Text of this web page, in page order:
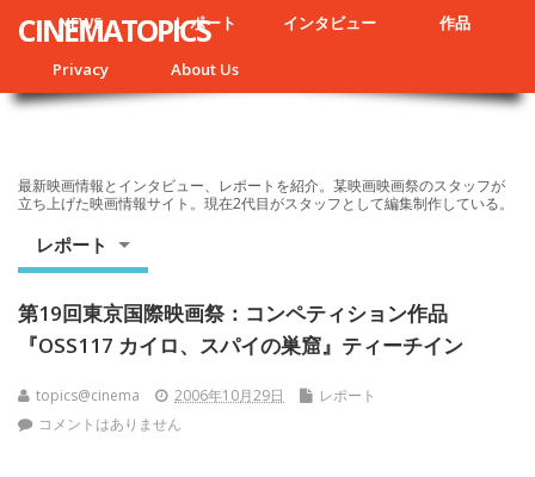
NEWS レポート インタビュー 作品
Privacy About Us
CINEMATOPICS
最新映画情報とインタビュー、レポートを紹介。某映画映画祭のスタッフが
立ち上げた映画情報サイト。現在2代目がスタッフとして編集制作している。
レポート
第19回東京国際映画祭：コンペティション作品
『OSS117 カイロ、スパイの巣窟』ティーチイン
topics@cinema 2006年10月29日
レポート
コメントはありません